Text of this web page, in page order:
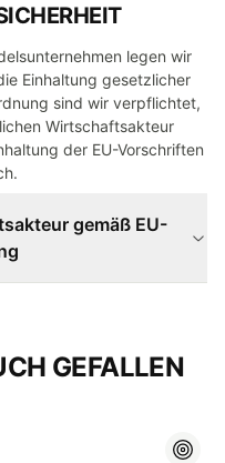
legen wir
Einhaltung gesetzlicher
sind wir verpflichtet,
Wirtschaftsakteur
der EU-Vorschriften
gemäß EU-
GEFALLEN